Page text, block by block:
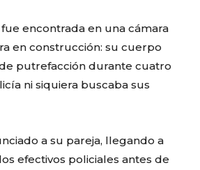
fue encontrada en una cámara
en construcción: su cuerpo
putrefacción durante cuatro
ni siquiera buscaba sus
a su pareja, llegando a
efectivos policiales antes de